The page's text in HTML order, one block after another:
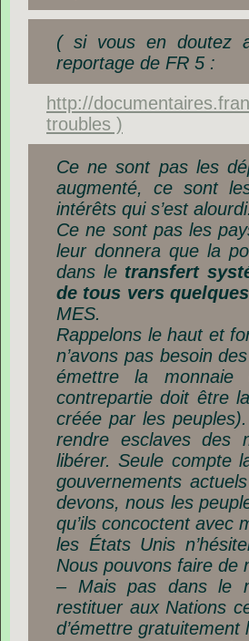
( si vous en doutez
reportage de FR 5 :
http://
troubles )
Ce ne sont pas les
augmenté, ce sont
intérêts qui s’est alourdi.
Ce ne sont pas les
leur donnera que la
dans letransfert
de tous vers
MES.
Rappelons le haut et
n’avons pas besoin
émettre la
contrepartie doit être
créée par les
rendre esclaves des
libérer. Seule compte
gouvernements
devons, nous les
qu’ils concoctent avec
les États Unis
Nous pouvons faire de
– Mais pas dans le
restituer aux Nations
d’émettre